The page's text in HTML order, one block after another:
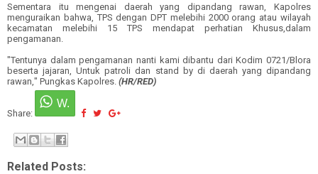
Sementara itu mengenai daerah yang dipandang rawan, Kapolres
menguraikan bahwa, TPS dengan DPT melebihi 2000 orang atau wilayah
kecamatan melebihi 15 TPS mendapat perhatian Khusus,dalam
pengamanan.
"Tentunya dalam pengamanan nanti kami dibantu dari Kodim 0721/Blora
beserta jajaran, Untuk patroli dan stand by di daerah yang dipandang
rawan " Pungkas Kapolres. (HR/RED)
Share:
Related Posts: